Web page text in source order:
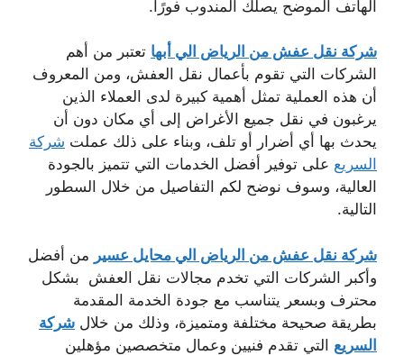
الهاتف الموضح يصلك المندوب فورًا.
شركة نقل عفش من الرياض الي أبها تعتبر من أهم
الشركات التي تقوم بأعمال نقل العفش، ومن المعروف
أن هذه العملية تمثل أهمية كبيرة لدى العملاء الذين
يرغبون في نقل جميع الأغراض إلى أي مكان دون أن
يحدث بها أي أضرار أو تلف، وبناء على ذلك عملت شركة
السريع على توفير أفضل الخدمات التي تتميز بالجودة
العالية، وسوف نوضح لكم التفاصيل من خلال السطور
التالية.
شركة نقل عفش من الرياض الي محايل عسير من أفضل
وأكبر الشركات التي تخدم مجالات نقل العفش بشكل
محترف وبسعر يتناسب مع جودة الخدمة المقدمة
بطريقة صحيحة مختلفة ومتميزة، وذلك من خلال شركة
السريع التي تقدم فنيين وعمال متخصصين مؤهلين